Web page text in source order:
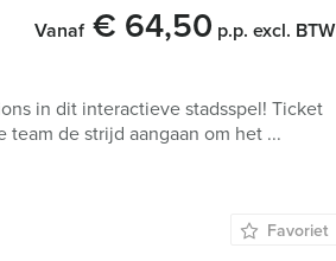
Vanaf€ 64,50 p.p. excl. BTW
in dit interactieve stadsspel! Ticket
de strijd aangaan om het ...
Favoriet